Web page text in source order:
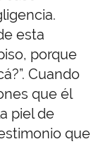
esta
porque
Cuando
que él
piel de
que